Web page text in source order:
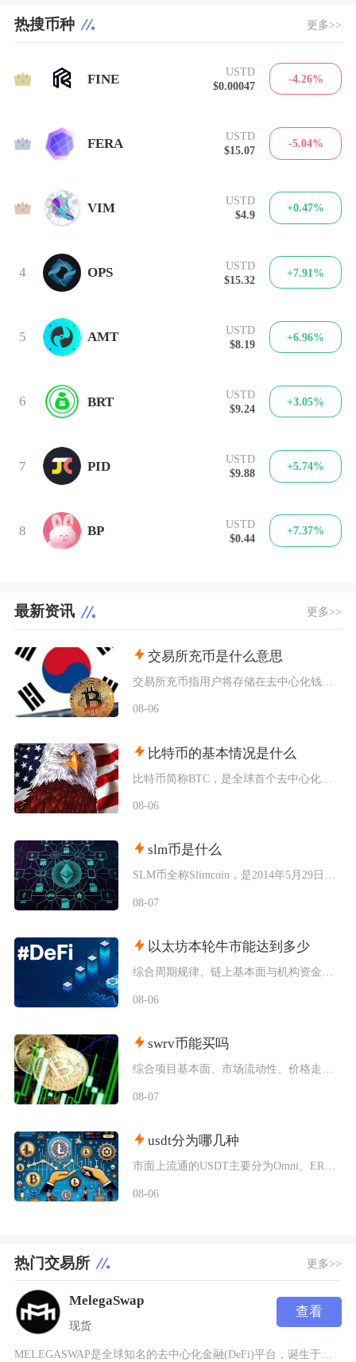
热搜币种 更多>>
1 FINE
USTD
$0.00047
-4.26%
2 FERA
USTD
$15.07
-5.04%
3 VIM
USTD
$4.9
+0.47%
4 OPS
USTD
$15.32
+7.91%
5 AMT
USTD
$8.19
+6.96%
6 BRT
USTD
$9.24
+3.05%
7 PID
USTD
$9.88
+5.74%
8 BP
USTD
$0.44
+7.37%
最新资讯 更多>>
交易所充币是什么意思
08-06
比特币的基本情况是什么
08-06
slm币是什么
SLM币全称Slimcoin，是2014年5月29日正式上线的老牌去中心化加密货币，也是业
08-07
以太坊本轮牛市能达到多少
08-06
swrv币能买吗
08-07
usdt分为哪几种
08-06
热门交易所 更多>>
MelegaSwap
现货
查看
MELEGASWAP是全球知名的去中心化金融(DeFi)平台，诞生于区块链技术与加密货币投